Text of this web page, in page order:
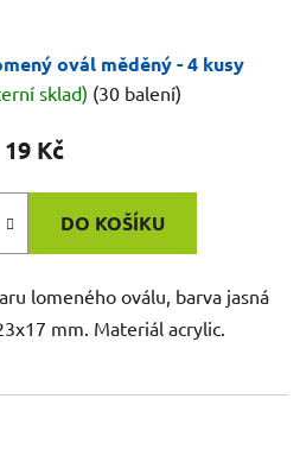
ovál měděný - 4 kusy
sklad) (30 balení)
19 Kč
DO KOŠÍKU
lomeného oválu, barva jasná
mm. Materiál acrylic.